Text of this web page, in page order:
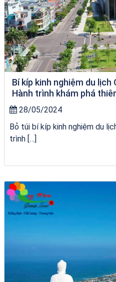
Bí kíp kinh nghiệm du lịch
Hành trình khám phá
28/05/2024
Bỏ túi bí kíp kinh nghiệm du
trình […]